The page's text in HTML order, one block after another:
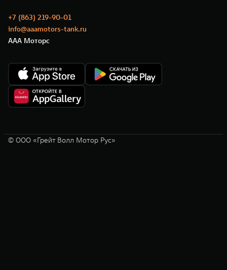
+7 (863) 219-90-01
info@aaamotors-tank.ru
ААА Моторс
© ООО «Грейт Волл Мотор Рус»